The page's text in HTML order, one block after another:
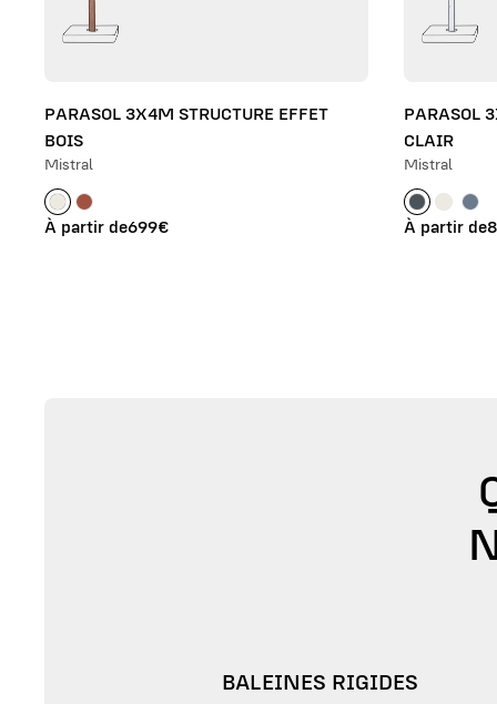
PARASOL 3X4M STRUCTURE EFFET
BOIS
Mistral
À partir de699€
PARASOL
CLAIR
Mistral
À partir de
BALEINES RIGIDES